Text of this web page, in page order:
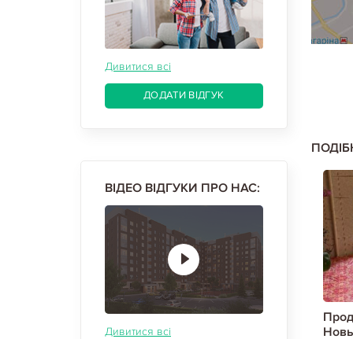
Дивитися всі
ДОДАТИ ВІДГУК
ВІДЕО ВІДГУКИ ПРО НАС:
Дивитися всі
Продам 2-х кімнатну квартиру,
Новые дома, Код: 801918/1